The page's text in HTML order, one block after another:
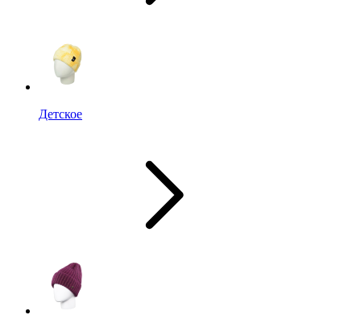
Детское